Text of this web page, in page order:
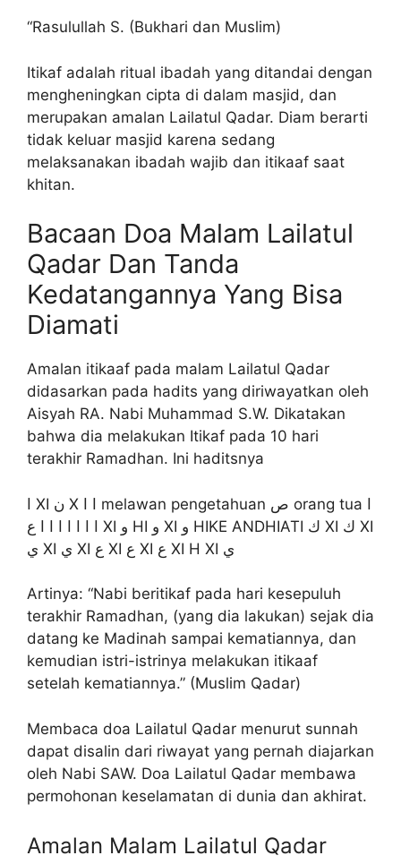
“Rasulullah S. (Bukhari dan Muslim)
Itikaf adalah ritual ibadah yang ditandai dengan
mengheningkan cipta di dalam masjid, dan
merupakan amalan Lailatul Qadar. Diam berarti
tidak keluar masjid karena sedang
melaksanakan ibadah wajib dan itikaaf saat
khitan.
Bacaan Doa Malam Lailatul
Qadar Dan Tanda
Kedatangannya Yang Bisa
Diamati
Amalan itikaaf pada malam Lailatul Qadar
didasarkan pada hadits yang diriwayatkan oleh
Aisyah RA. Nabi Muhammad S.W. Dikatakan
bahwa dia melakukan Itikaf pada 10 hari
terakhir Ramadhan. Ini haditsnya
ا XI ن X ا ا melawan pengetahuan ص orang tua ا
ا ا ا ا ا ا ا ع XI و HI و XI و HIKE ANDHIATI ك XI ك XI
ي XI ي XI ع XI ع XI ع XI H XI ي
Artinya: “Nabi beritikaf pada hari kesepuluh
terakhir Ramadhan, (yang dia lakukan) sejak dia
datang ke Madinah sampai kematiannya, dan
kemudian istri-istrinya melakukan itikaaf
setelah kematiannya.” (Muslim Qadar)
Membaca doa Lailatul Qadar menurut sunnah
dapat disalin dari riwayat yang pernah diajarkan
oleh Nabi SAW. Doa Lailatul Qadar membawa
permohonan keselamatan di dunia dan akhirat.
Amalan Malam Lailatul Qadar